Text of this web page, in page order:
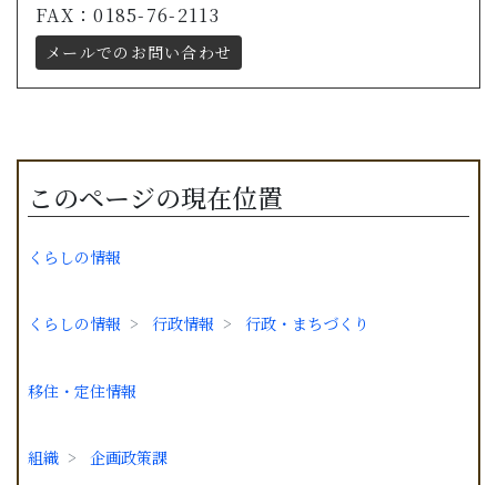
FAX：0185-76-2113
メールでのお問い合わせ
このページの現在位置
くらしの情報
くらしの情報 行政情報 行政・まちづくり
移住・定住情報
組織 企画政策課